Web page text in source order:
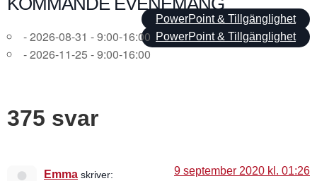
PowerPoint & Tillgänglighet
- 2026-08-31 - 9:00-16:00 PowerPoint & Tillgänglighet
- 2026-11-25 - 9:00-16:00
375 svar
Emma skriver: 9 september 2020 kl. 01:26